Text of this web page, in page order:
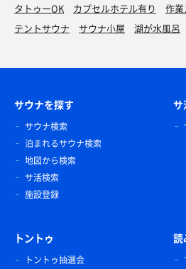
タトゥーOK
カプセルホテル有り
作業
テントサウナ
サウナ小屋 湖が水風呂
サウナを探す
サウナ検索
泊まれるサウナ検索
地図から検索
サ活検索
施設登録
サ
トントゥ
トントゥ抽選会
読